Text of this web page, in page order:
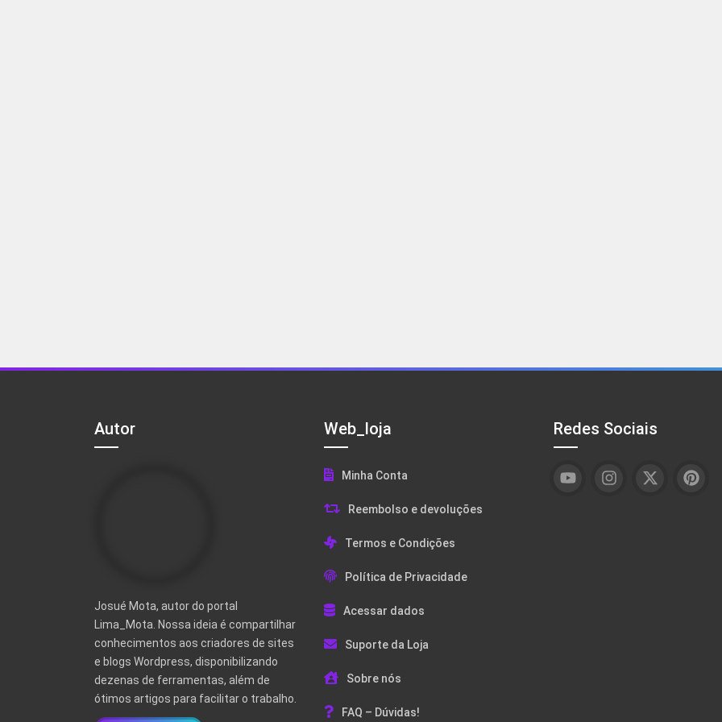
Autor
Josué Mota, autor do portal
Lima_Mota. Nossa ideia é compartilhar
conhecimentos aos criadores de sites
e blogs Wordpress, disponibilizando
dezenas de ferramentas, além de
ótimos artigos para facilitar o trabalho.
Web_loja
Minha Conta
Reembolso e devoluções
Termos e Condições
Política de Privacidade
Acessar dados
Suporte da Loja
Sobre nós
FAQ – Dúvidas!
Redes Sociais